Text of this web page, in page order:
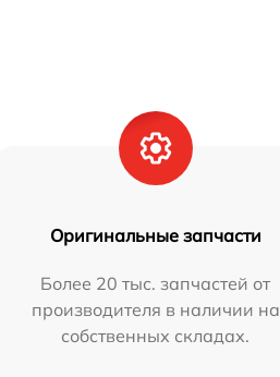
Оригинальные запчасти
Более 20 тыс. запчастей от
производителя в наличии на
собственных складах.